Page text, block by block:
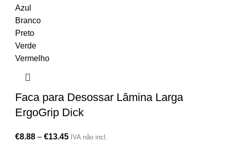
Azul
Branco
Preto
Verde
Vermelho
Faca para Desossar Lâmina Larga
ErgoGrip Dick
€8.88 – €13.45 IVA não incl.